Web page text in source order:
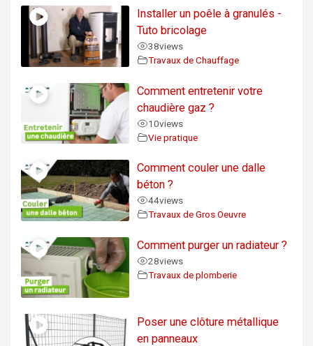
Installer un poêle à granulés -
Tuto bricolage
38views
Travaux de Chauffage
Comment entretenir votre
chaudière gaz ?
10views
Vie pratique
Comment couler une dalle
béton ?
44views
Travaux de Gros Oeuvre
Comment purger un radiateur ?
28views
Travaux de plomberie
Poser une clôture métallique
en panneaux